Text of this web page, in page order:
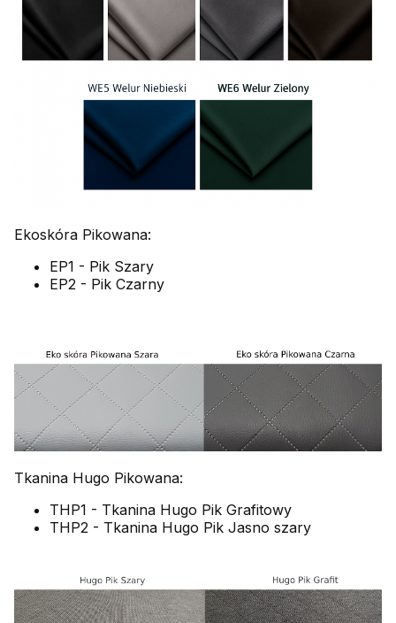
Ekoskóra Pikowana:
EP1 - Pik Szary
EP2 - Pik Czarny
Tkanina Hugo Pikowana:
THP1 - Tkanina Hugo Pik Grafitowy
THP2 - Tkanina Hugo Pik Jasno szary